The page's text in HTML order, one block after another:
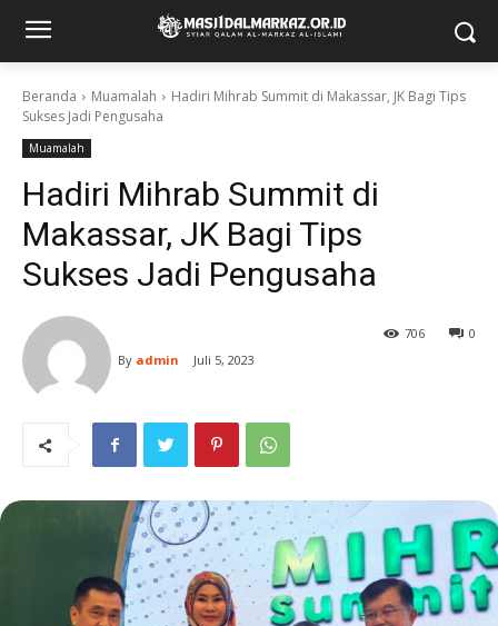
Beranda Muamalah
Hadiri Mihrab Summit di Makassar, JK Bagi Tips
Sukses Jadi Pengusaha
Muamalah
Hadiri Mihrab Summit di
Makassar, JK Bagi Tips
Sukses Jadi Pengusaha
By admin Juli 5, 2023
0
706